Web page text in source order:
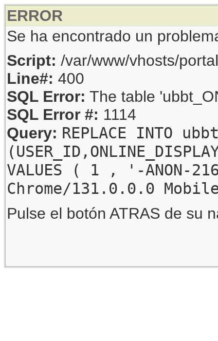
ERROR
Se ha encontrado un
Script: /var/www/vhosts/
Line#: 400
SQL Error: The table
SQL Error #: 1114
Query: REPLACE INTO
VALUES ( 1 , '-
Chrome/131.0.0.0
Pulse el botón ATRAS de su